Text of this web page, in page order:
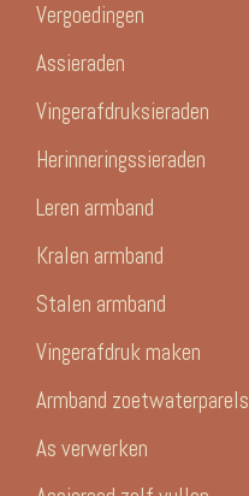
Vergoedingen
Assieraden
Vingerafdruksieraden
Herinneringssieraden
Leren armband
Kralen armband
Stalen armband
Vingerafdruk maken
Armband zoetwaterparels
As verwerken